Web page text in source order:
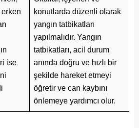
erken
ise
konutlarda düzenli olarak
yangın tatbikatları
yapılmalıdır. Yangın
tatbikatları, acil durum
anında doğru ve hızlı bir
şekilde hareket etmeyi
öğretir ve can kaybını
önlemeye yardımcı olur.